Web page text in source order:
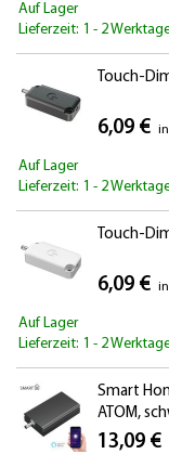
Auf Lager
Lieferzeit: 1 - 2
Touch-
6,09 €
Auf Lager
Lieferzeit: 1 - 2
Touch-
6,09 €
Auf Lager
Lieferzeit: 1 - 2
Smart
ATOM,
13,09 €